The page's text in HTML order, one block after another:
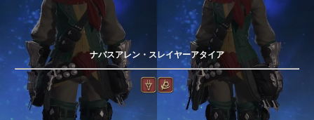
ナバスアレン・スレイヤーアタイア